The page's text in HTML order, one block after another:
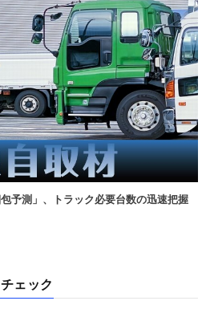
予測」、トラック必要台数の迅速把握
ェック